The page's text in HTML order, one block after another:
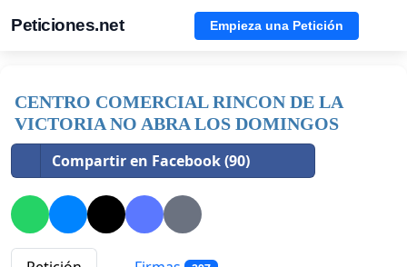
Peticiones.net Empieza una Petición
CENTRO COMERCIAL RINCON DE LA
VICTORIA NO ABRA LOS DOMINGOS
Compartir en Facebook (90)